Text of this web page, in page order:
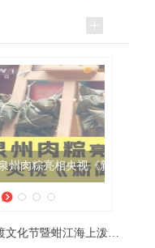
《新闻联播》